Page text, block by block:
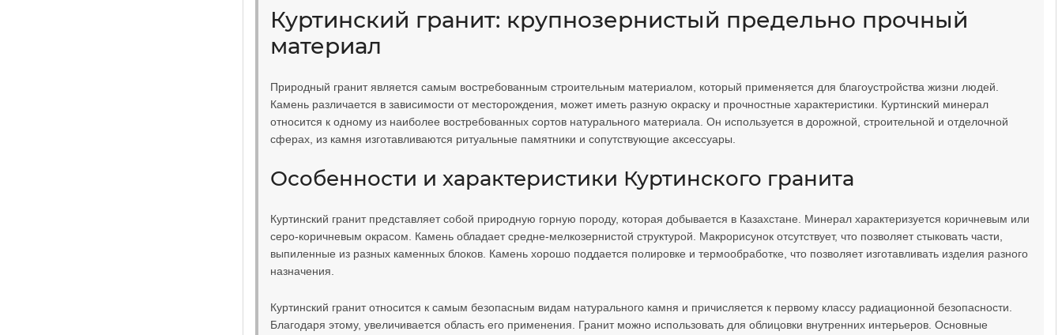
Куртинский гранит: крупнозернистый предельно прочный
материал
Природный гранит является самым востребованным строительным материалом, который применяется для благоустройства жизни людей.
Камень различается в зависимости от месторождения, может иметь разную окраску и прочностные характеристики. Куртинский минерал
относится к одному из наиболее востребованных сортов натурального материала. Он используется в дорожной, строительной и отделочной
сферах, из камня изготавливаются ритуальные памятники и сопутствующие аксессуары.
Особенности и характеристики Куртинского гранита
Куртинский гранит представляет собой природную горную породу, которая добывается в Казахстане. Минерал характеризуется коричневым или
серо-коричневым окрасом. Камень обладает средне-мелкозернистой структурой. Макрорисунок отсутствует, что позволяет стыковать части,
выпиленные из разных каменных блоков. Камень хорошо поддается полировке и термообработке, что позволяет изготавливать изделия разного
назначения.
Куртинский гранит относится к самым безопасным видам натурального камня и причисляется к первому классу радиационной безопасности.
Благодаря этому, увеличивается область его применения. Гранит можно использовать для облицовки внутренних интерьеров. Основные